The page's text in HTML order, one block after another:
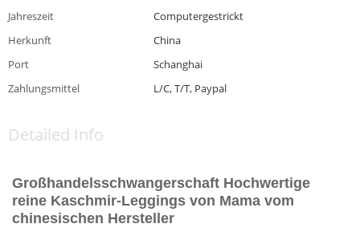
Jahreszeit
Computergestrickt
Herkunft
China
Port
Schanghai
Zahlungsmittel
L/C, T/T, Paypal
Detailed Info
Großhandelsschwangerschaft Hochwertige
reine Kaschmir-Leggings von Mama vom
chinesischen Hersteller